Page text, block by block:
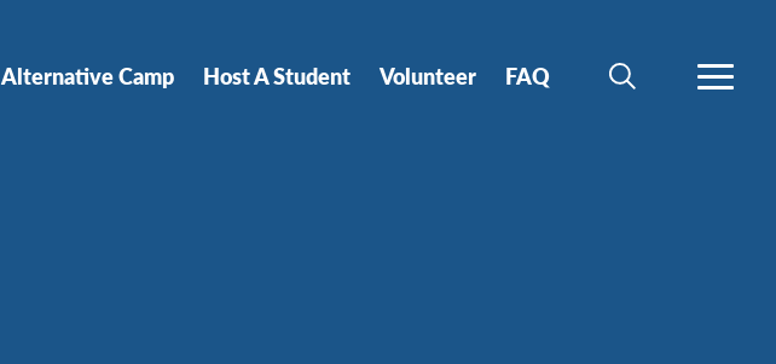
Alternative Camp Host A Student Volunteer FAQ
SEARCH MORE